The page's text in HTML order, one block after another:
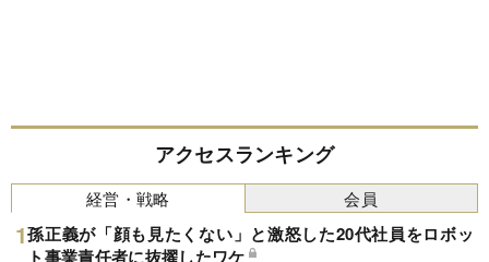
アクセスランキング
経営・戦略
孫正義が「顔も見たくない」と激怒した20代社員をロボッ
ト事業責任者に抜擢したワケ
会員